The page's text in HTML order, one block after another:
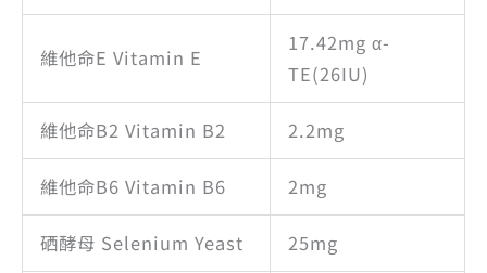
維他命E Vitamin E
17.42mg α-
TE(26IU)
維他命B2 Vitamin B2 2.2mg
維他命B6 Vitamin B6 2mg
硒酵母 Selenium Yeast 25mg